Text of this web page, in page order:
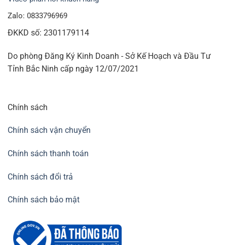
Zalo: 0833796969
ĐKKD số: 2301179114
Do phòng Đăng Ký Kinh Doanh - Sở Kế Hoạch và Đầu Tư
Tỉnh Bắc Ninh cấp ngày 12/07/2021
Chính sách
Chính sách vận chuyển
Chính sách thanh toán
Chính sách đổi trả
Chính sách bảo mật